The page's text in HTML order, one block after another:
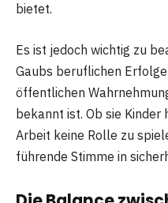
bietet.
Es ist jedoch wichtig zu
Gaubs beruflichen
öffentlichen
bekannt ist. Ob sie Kinder
Arbeit keine Rolle zu
führende Stimme in